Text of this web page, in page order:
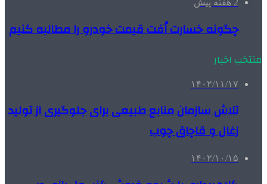
2 هفته پیش
چگونه خسارت اُفت قیمت خودرو را مطالبه کنیم
منتخب اخبار
۱۴۰۲/۱۱/۱۷
تلاش سازمان منابع طبیعی برای جلوگیری از تولید
زغال و قاچاق چوب
۱۴۰۲/۱۰/۱۵